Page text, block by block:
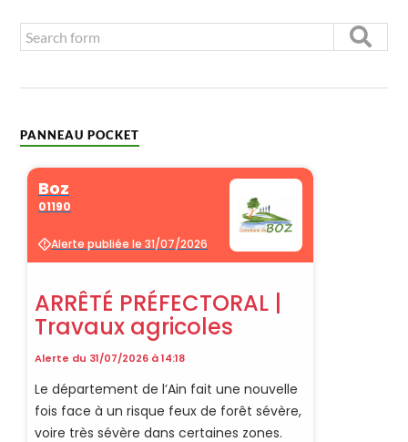
PANNEAU POCKET